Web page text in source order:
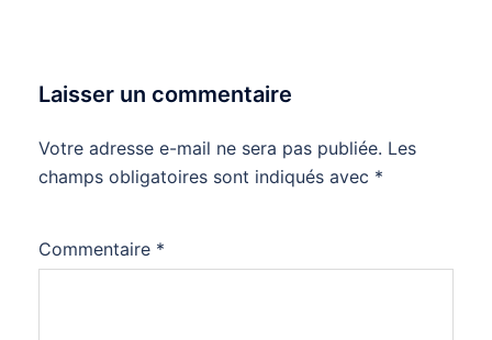
Laisser un commentaire
Votre adresse e-mail ne sera pas publiée. Les
champs obligatoires sont indiqués avec *
Commentaire *
Alternative: